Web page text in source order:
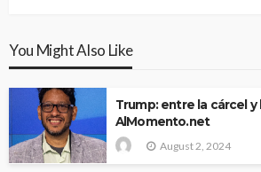
You Might Also Like
Trump: entre la cárcel y
AlMomento.net
August 2, 2024